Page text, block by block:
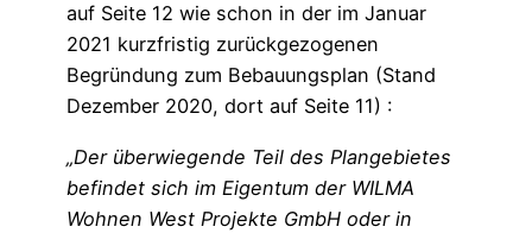
auf Seite 12 wie schon in der im Januar
2021 kurzfristig zurückgezogenen
Begründung zum Bebauungsplan (Stand
Dezember 2020, dort auf Seite 11) :
„Der überwiegende Teil des Plangebietes
befindet sich im Eigentum der WILMA
Wohnen West Projekte GmbH oder in